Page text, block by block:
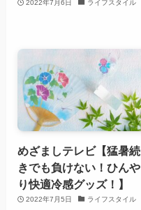
2022年7月6日 ライフスタイル
めざましテレビ【猛暑続
きでも負けない！ひんや
り快適冷感グッズ！】
2022年7月5日 ライフスタイル